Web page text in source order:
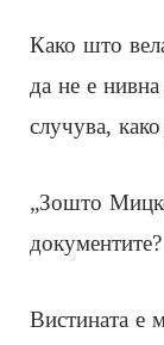
Како што
да не е
случува,
„Зошто
документите?
Вистината е